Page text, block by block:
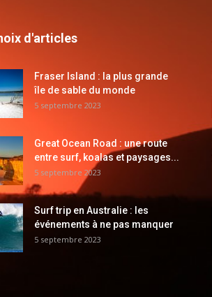
d'articles
Fraser Island : la plus grande
île de sable du monde
5 septembre 2023
Great Ocean Road : une route
entre surf, koalas et paysages...
5 septembre 2023
Surf trip en Australie : les
événements à ne pas manquer
5 septembre 2023